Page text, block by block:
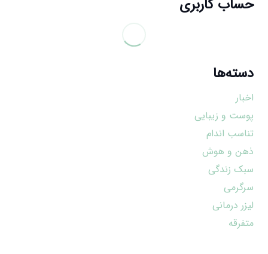
حساب کاربری
دسته‌ها
اخبار
پوست و زیبایی
تناسب اندام
ذهن و هوش
سبک زندگی
سرگرمی
لیزر درمانی
متفرقه